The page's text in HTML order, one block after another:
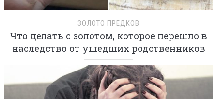
ЗОЛОТО ПРЕДКОВ
Что делать с золотом, которое перешло в
наследство от ушедших родственников